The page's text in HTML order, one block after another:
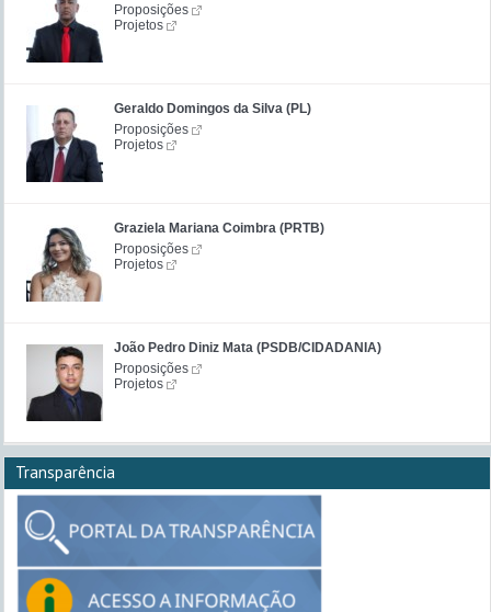
Proposições
Projetos
Geraldo Domingos da Silva (PL)
Proposições
Projetos
Graziela Mariana Coimbra (PRTB)
Proposições
Projetos
João Pedro Diniz Mata (PSDB/CIDADANIA)
Proposições
Projetos
Transparência